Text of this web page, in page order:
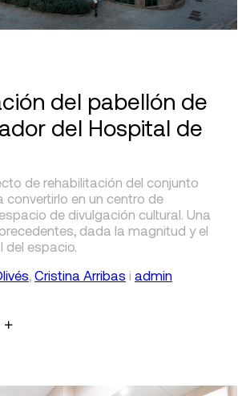
del pabellón de
del Hospital de
de rehabilitación del conjunto
en un centro de
de divulgación cultural. Una
dada la magnitud y el
del espacio.
, Cristina Arribas i admin